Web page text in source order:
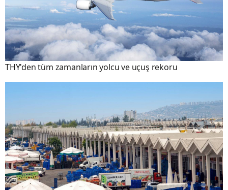
THY'den tüm zamanların yolcu ve uçuş rekoru